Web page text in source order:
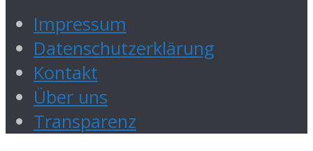
Impressum
Datenschutzerklärung
Kontakt
Über uns
Transparenz